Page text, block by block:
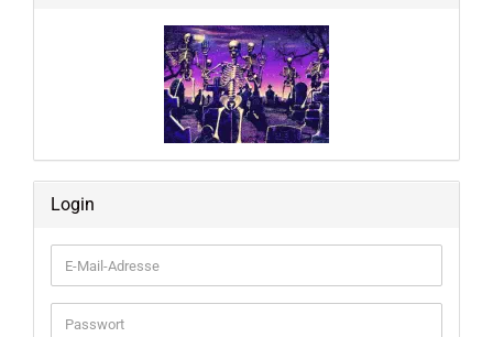
Login
E-
Mail-
Adresse
Passwort